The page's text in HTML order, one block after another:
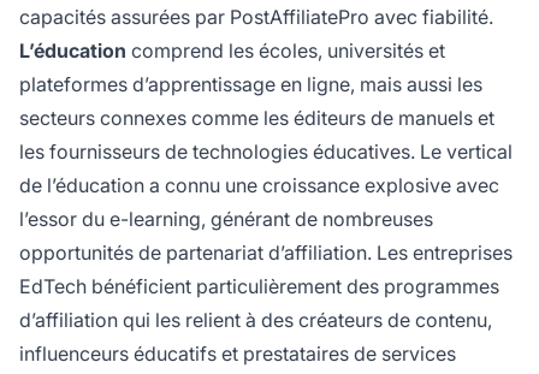
capacités assurées par PostAffiliatePro avec fiabilité.
L’éducation comprend les écoles, universités et
plateformes d’apprentissage en ligne, mais aussi les
secteurs connexes comme les éditeurs de manuels et
les fournisseurs de technologies éducatives. Le vertical
de l’éducation a connu une croissance explosive avec
l’essor du e-learning, générant de nombreuses
opportunités de partenariat d’affiliation. Les entreprises
EdTech bénéficient particulièrement des programmes
d’affiliation qui les relient à des créateurs de contenu,
influenceurs éducatifs et prestataires de services